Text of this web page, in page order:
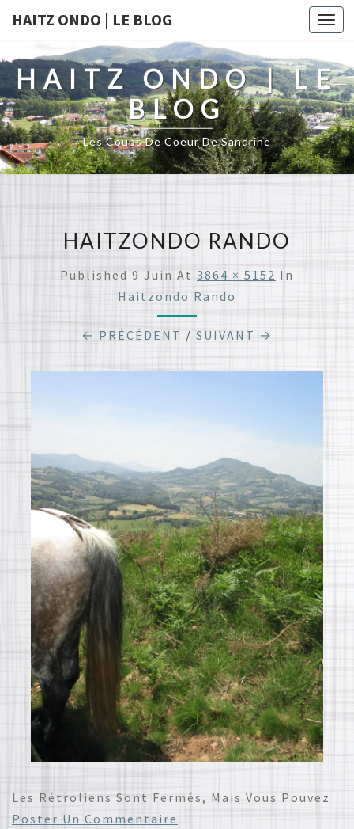
HAITZ ONDO | LE BLOG
HAITZ ONDO | LE
BLOG
Les Coups De Coeur De Sandrine
HAITZONDO RANDO
Published 9 Juin At 3864 × 5152 In
Haitzondo Rando
← PRÉCÉDENT / SUIVANT →
Les Rétroliens Sont Fermés, Mais Vous Pouvez
Poster Un Commentaire.